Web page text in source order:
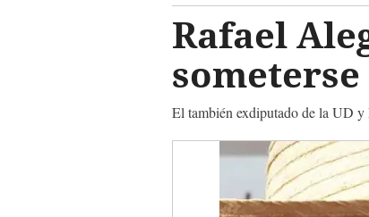
Rafael
El también exdiputado de la UD